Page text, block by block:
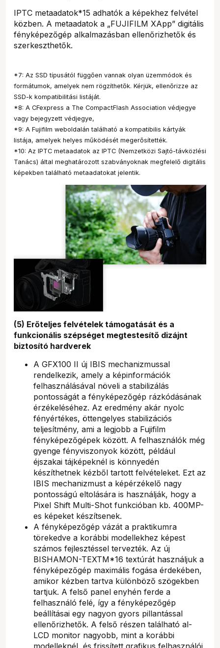
IPTC metaadatok*15 adhatók a képekhez felvétel
közben. A metaadatok a „FUJIFILM XApp” digitális
fényképezőgép alkalmazásban ellenőrizhetők és
szerkeszthetők.
*7: Az SSD típusától függően vannak olyan üzemmódok és
formátumok, amelyek nem rögzíthetők. Kérjük, ellenőrizze az
SSD-k kompatibilitási listáját.
*8: A CFexpress a The CompactFlash Association védjegye
vagy bejegyzett védjegye,
*9: A Fujifilm weboldalán található a kompatibilis kártyák
listája, amelyek helyes működését megerősítették.
*10: Az IPTC metaadatok az IPTC (Nemzetközi Sajtó-távközlési
Tanács) által meghatározott szabványoknak megfelelő digitális
képekben található metaadatokat jelentik.
(5) Erőteljes felvételek támogatását és a
funkcionális szépséget megtestesítő dizájnt
biztosító hardverek
A GFX100 II új IBIS mechanizmussal
rendelkezik, amely a képinformációk
felhasználásával növeli a stabilizálás
pontosságát a fényképezőgép rázkódásának
érzékeléséhez. Az eredmény akár nyolc
fényértékes, öttengelyes stabilizációs
teljesítmény, ami a legjobb a Fujifilm
fényképezőgépek között. A felhasználók még
gyenge fényviszonyok között, például
éjszakai tájképeknél is könnyedén
készíthetnek kézből tartott felvételeket. Ezt az
IBIS mechanizmust a képérzékelő nagy
pontosságú eltolására is használják, hogy a
Pixel Shift Multi-Shot funkcióban kb. 400MP-
es képeket készítsenek.
A fényképezőgép vázát a praktikumra
törekedve a korábbi modellekhez képest
számos fejlesztéssel tervezték. Az új
BISHAMON-TEXTM*16 textúrát használjuk a
fényképezőgép maximális fogása érdekében,
amikor kézben tartva különböző szögekben
tartjuk. A felső panel enyhén ferde a
felhasználó felé, így a fényképezőgép
beállításai egy nagyon gyors pillantással
ellenőrizhetők. A felső részen található al-
LCD monitor nagyobb, mint a korábbi
modelleknél, és frissített grafikus felhasználói